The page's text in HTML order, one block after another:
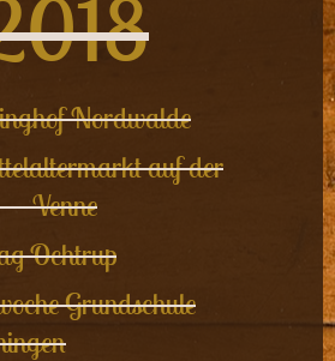
Nordwalde
auf der
Venne
Ochtrup
Grundschule